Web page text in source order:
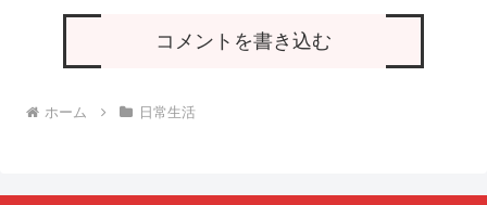
コメントを書き込む
ホーム 日常生活